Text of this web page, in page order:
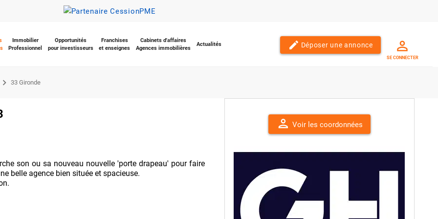
Immobilier
Professionnel
Opportunités
pour investisseurs
Franchises
et enseignes
Cabinets d'affaires
Agences immobilières
Actualités edit Déposer une annonce
SE CONNECTER
33 Gironde
son ou sa nouveau nouvelle 'porte drapeau' pour faire
belle agence bien située et spacieuse.
person Voir les coordonnées